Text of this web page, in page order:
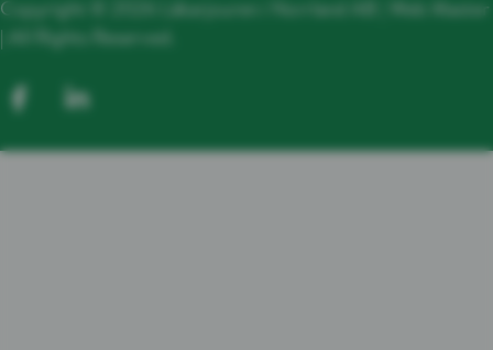
Copyright © 2026 Läkarjouren i Norrland AB |
Web Master
| All Rights Reserved.